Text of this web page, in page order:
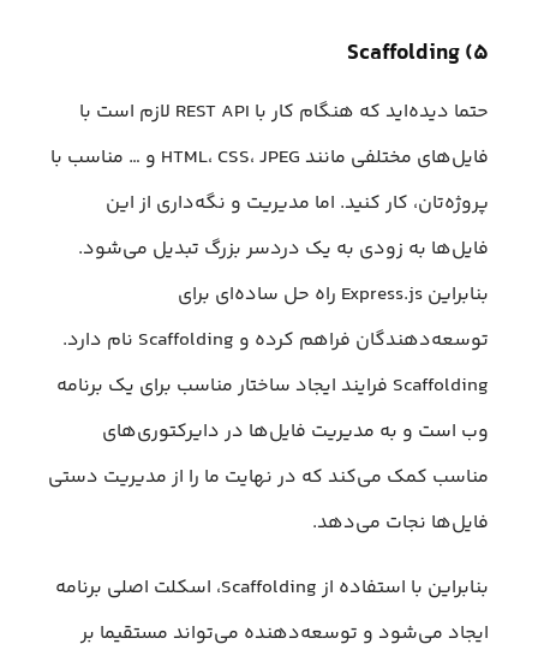
۵) Scaffolding
حتما دیده‌اید که هنگام کار با REST API لازم است با
فایل‌های مختلفی مانند HTML، CSS، JPEG و … مناسب با
پروژه‌تان، کار کنید. اما مدیریت و نگه‌داری از این
فایل‌ها به زودی به یک دردسر بزرگ تبدیل می‌شود.
بنابراین Express.js راه حل ساده‌ای برای
توسعه‌دهندگان فراهم کرده و Scaffolding نام دارد.
Scaffolding فرایند ایجاد ساختار مناسب برای یک برنامه
وب است و به مدیریت فایل‌ها در دایرکتوری‌های
مناسب کمک می‌کند که در نهایت ما را از مدیریت دستی
فایل‌ها نجات می‌دهد.
بنابراین با استفاده از Scaffolding، اسکلت اصلی برنامه
ایجاد می‌شود و توسعه‌دهنده می‌تواند مستقیما بر